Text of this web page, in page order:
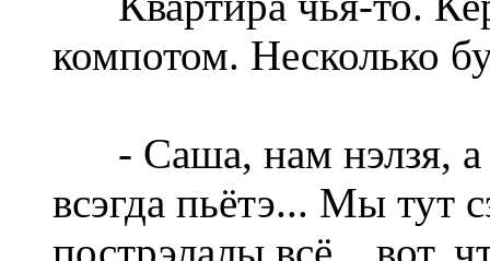
компотом. Несколько
- Саша, нам нэлзя, а
всэгда пьётэ... Мы тут